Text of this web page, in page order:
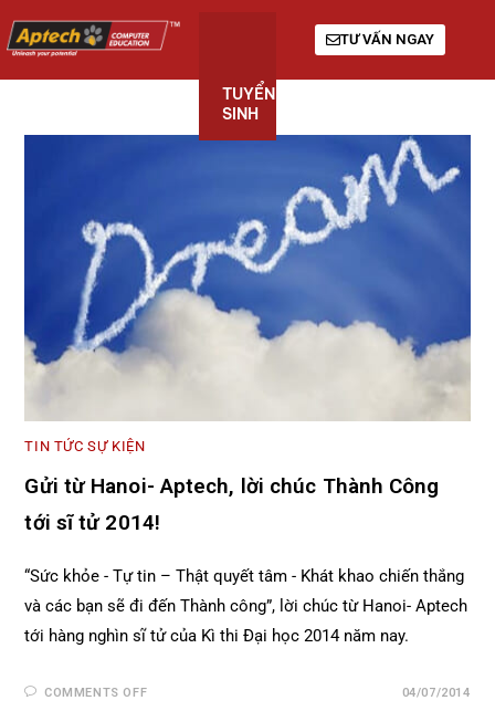
TUYỂN
SINH
TƯ VẤN NGAY
TIN TỨC SỰ KIỆN
Gửi từ Hanoi- Aptech, lời chúc Thành Công
tới sĩ tử 2014!
“Sức khỏe - Tự tin – Thật quyết tâm - Khát khao chiến thắng
và các bạn sẽ đi đến Thành công”, lời chúc từ Hanoi- Aptech
tới hàng nghìn sĩ tử của Kì thi Đại học 2014 năm nay.
COMMENTS OFF 04/07/2014